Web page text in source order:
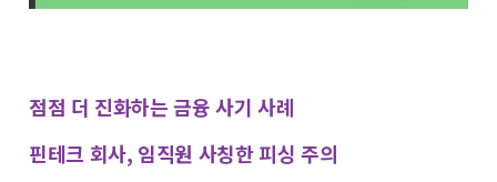
점점 더 진화하는 금융 사기 사례
핀테크 회사, 임직원 사칭한 피싱 주의